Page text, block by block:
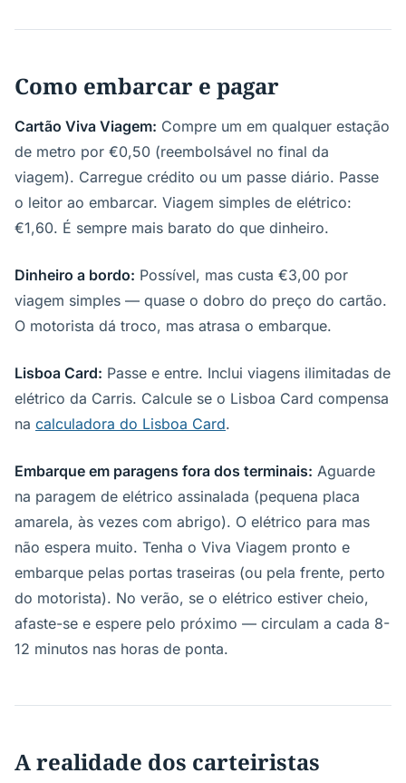
Como embarcar e pagar
Cartão Viva Viagem: Compre um em qualquer estação
de metro por €0,50 (reembolsável no final da
viagem). Carregue crédito ou um passe diário. Passe
o leitor ao embarcar. Viagem simples de elétrico:
€1,60. É sempre mais barato do que dinheiro.
Dinheiro a bordo: Possível, mas custa €3,00 por
viagem simples — quase o dobro do preço do cartão.
O motorista dá troco, mas atrasa o embarque.
Lisboa Card: Passe e entre. Inclui viagens ilimitadas de
elétrico da Carris. Calcule se o Lisboa Card compensa
na calculadora do Lisboa Card.
Embarque em paragens fora dos terminais: Aguarde
na paragem de elétrico assinalada (pequena placa
amarela, às vezes com abrigo). O elétrico para mas
não espera muito. Tenha o Viva Viagem pronto e
embarque pelas portas traseiras (ou pela frente, perto
do motorista). No verão, se o elétrico estiver cheio,
afaste-se e espere pelo próximo — circulam a cada 8-
12 minutos nas horas de ponta.
A realidade dos carteiristas